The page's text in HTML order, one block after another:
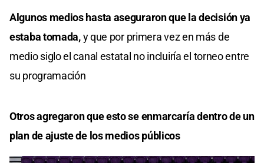
Algunos medios hasta aseguraron que la decisión ya
estaba tomada,y que por primera vez en más de
medio siglo el canal estatal no incluiría el torneo entre
su programación
Otros agregaron que esto se enmarcaría dentro de un
plan de ajuste de los medios públicos